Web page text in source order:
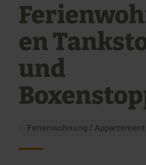
en
und
Ferienwohnung / Appartement